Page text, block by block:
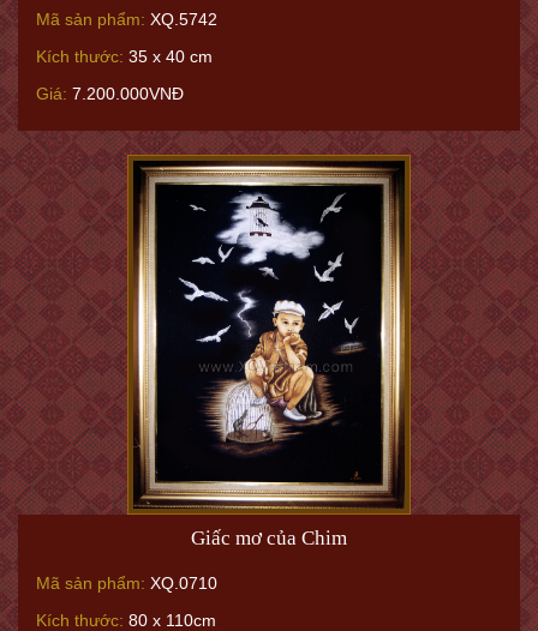
Mã sản phẩm: XQ.5742
Kích thước: 35 x 40 cm
Giá: 7.200.000VNĐ
Giấc mơ của Chim
Mã sản phẩm: XQ.0710
Kích thước: 80 x 110cm